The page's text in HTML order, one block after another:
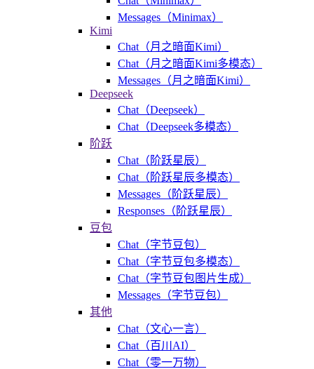
Messages（Minimax）
Kimi
Chat（月之暗面Kimi）
Chat（月之暗面Kimi多模态）
Messages（月之暗面Kimi）
Deepseek
Chat（Deepseek）
Chat（Deepseek多模态）
阶跃
Chat（阶跃星辰）
Chat（阶跃星辰多模态）
Messages（阶跃星辰）
Responses（阶跃星辰）
豆包
Chat（字节豆包）
Chat（字节豆包多模态）
Chat（字节豆包图片生成）
Messages（字节豆包）
其他
Chat（文心一言）
Chat（百川AI）
Chat（零一万物）